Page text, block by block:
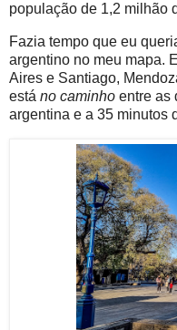
população de 1,2 milhão
Fazia tempo que eu
argentino no meu mapa.
Aires e Santiago,
está no caminho entre as
argentina e a 35 minutos